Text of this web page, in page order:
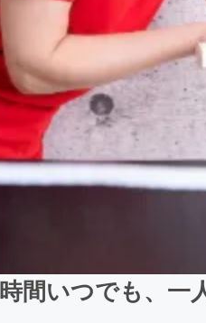
間いつでも、